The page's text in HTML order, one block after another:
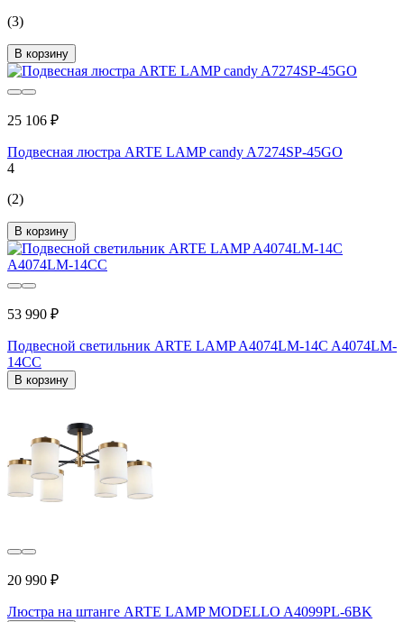
(3)
В корзину
25 106 ₽
Подвесная люстра ARTE LAMP candy A7274SP-45GO
4
(2)
В корзину
53 990 ₽
Подвесной светильник ARTE LAMP A4074LM-14C A4074LM-
14CC
В корзину
20 990 ₽
Люстра на штанге ARTE LAMP MODELLO A4099PL-6BK